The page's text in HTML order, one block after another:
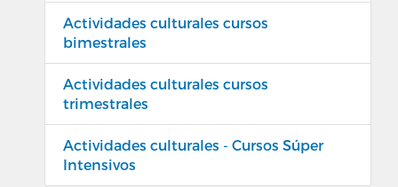
Actividades culturales cursos
bimestrales
Actividades culturales cursos
trimestrales
Actividades culturales - Cursos Súper
Intensivos